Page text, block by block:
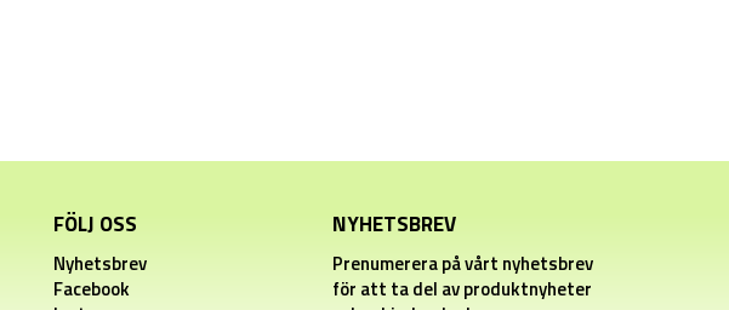
FÖLJ OSS
Nyhetsbrev
Facebook
NYHETSBREV
Prenumerera på vårt nyhetsbrev
för att ta del av produktnyheter